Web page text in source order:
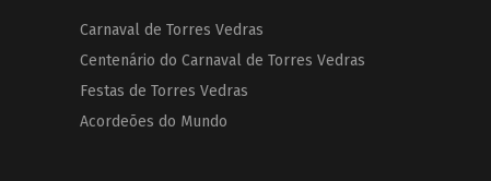
Carnaval de Torres Vedras
Centenário do Carnaval de Torres Vedras
Festas de Torres Vedras
Acordeões do Mundo